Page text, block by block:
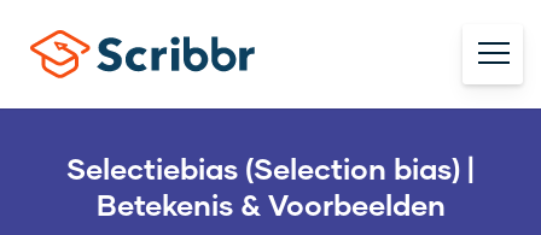
Selectiebias (Selection bias) |
Betekenis & Voorbeelden